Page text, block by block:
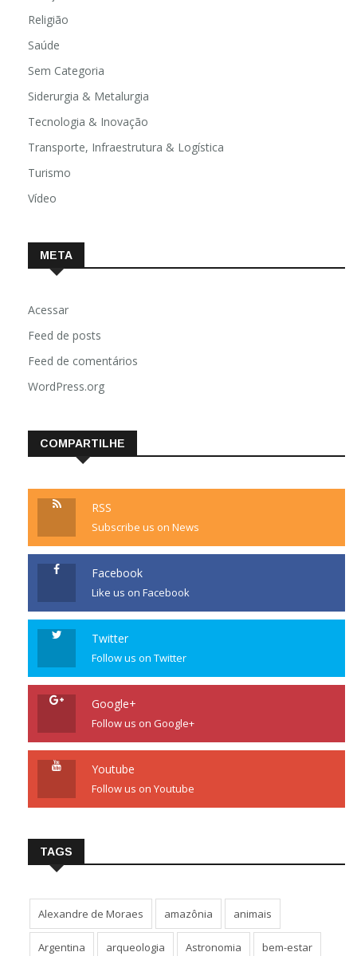
Religião
Saúde
Sem Categoria
Siderurgia & Metalurgia
Tecnologia & Inovação
Transporte, Infraestrutura & Logística
Turismo
Vídeo
META
Acessar
Feed de posts
Feed de comentários
WordPress.org
COMPARTILHE
RSS
Subscribe us on News
Facebook
Like us on Facebook
Twitter
Follow us on Twitter
Google+
Follow us on Google+
Youtube
Follow us on Youtube
TAGS
Alexandre de Moraes amazônia animais
Argentina arqueologia Astronomia bem-estar